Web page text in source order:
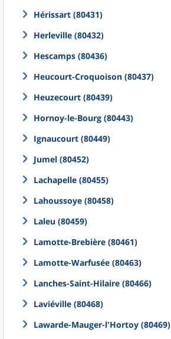
Hérissart (80431)
Herleville (80432)
Hescamps (80436)
Heucourt-Croquoison (80437)
Heuzecourt (80439)
Hornoy-le-Bourg (80443)
Ignaucourt (80449)
Jumel (80452)
Lachapelle (80455)
Lahoussoye (80458)
Laleu (80459)
Lamotte-Brebière (80461)
Lamotte-Warfusée (80463)
Lanches-Saint-Hilaire (80466)
Laviéville (80468)
Lawarde-Mauger-l'Hortoy (80469)